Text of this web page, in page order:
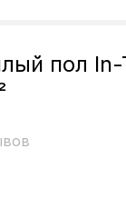
пол In-